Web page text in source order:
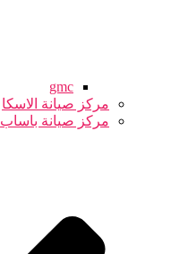
gmc
مركز صيانة الاسكا
مركز صيانة باساب